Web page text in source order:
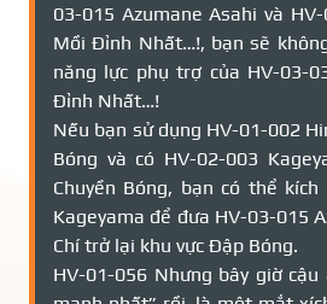
03-015 Azumane Asahi và
Mồi Đỉnh Nhất…!, bạn sẽ
năng lực phụ trợ của HV-03-
Đỉnh Nhất…!
Nếu bạn sử dụng HV-01-002
Bóng và có HV-02-003
Chuyền Bóng, bạn có thể
Kageyama để đưa HV-03-015
Chí trở lại khu vực Đập Bóng.
HV-01-056 Nhưng bây giờ